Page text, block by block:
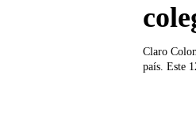
Claro
país. Este